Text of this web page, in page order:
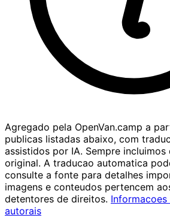
Agregado pela OpenVan.camp a
publicas listadas abaixo, com
assistidos por IA. Sempre
original. A traducao automatica
consulte a fonte para detalhes
imagens e conteudos pertencem
detentores de direitos.
autorais